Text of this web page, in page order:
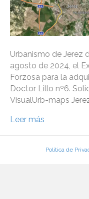
Urbanismo de Jerez
agosto de 2024, el
Forzosa para la
Doctor Lillo nº6.
VisualUrb-maps
Leer más
Política de